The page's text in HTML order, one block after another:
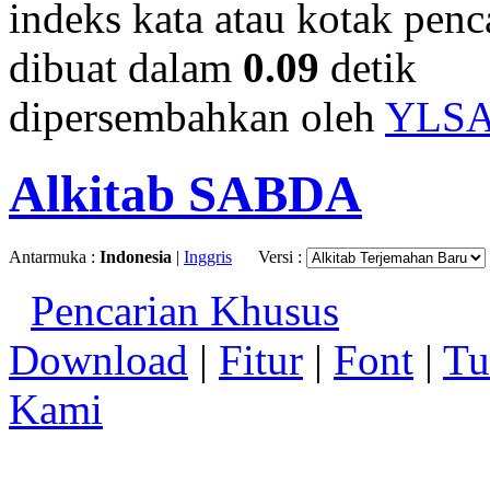
indeks kata atau kotak
dibuat dalam 0.09 detik
dipersembahkan oleh
Alkitab SABDA
Antarmuka : Indonesia | Inggris Versi :
Pencarian Khusus
Download | Fitur | Font |
Kami